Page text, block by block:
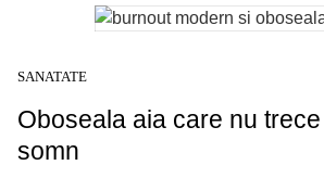
SANATATE
Oboseala aia care nu
somn